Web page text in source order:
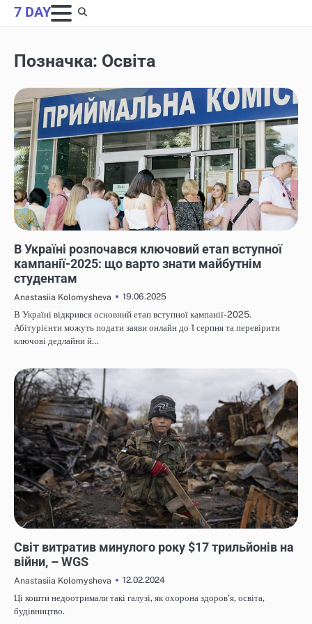
Skip
to
7 DAY
Позначка: Освіта
В Україні розпочався ключовий етап вступної
кампанії-2025: що варто знати майбутнім
студентам
Anastasiia Kolomysheva
19.06.2025
В Україні відкрився основний етап вступної кампанії-2025.
Абітурієнти можуть подати заяви онлайн до 1 серпня та перевірити
ключові дедлайни й…
Світ витратив минулого року $17 трильйонів на
війни, – WGS
Anastasiia Kolomysheva
12.02.2024
Ці кошти недоотримали такі галузі, як охорона здоров'я, освіта,
будівництво.